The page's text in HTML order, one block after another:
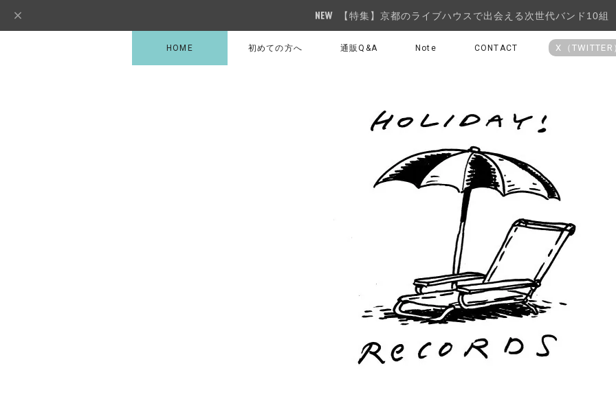
【特集】京都のライブハウスで出会える次世代バンド10組
HOME 初めての方へ 通販Q&A Note CONTACT X（TWITTER